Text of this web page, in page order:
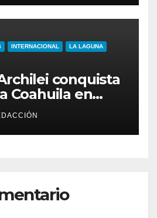
INTERNACIONAL LA LAGUNA
conquista
Coahuila en
JCC Santo